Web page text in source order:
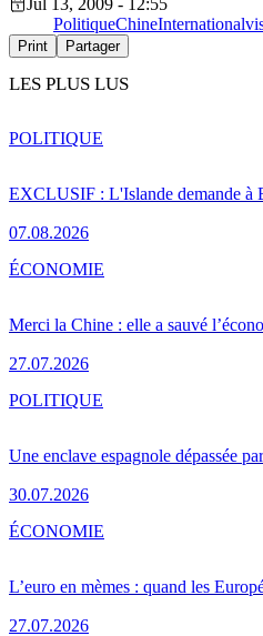
Jul 13, 2009 - 12:55
PolitiqueChineInternational
Print Partager
LES PLUS LUS
EXCLUSIF : L'Islande demande à
07.08.2026
POLITIQUE
Merci la Chine : elle a sauvé
27.07.2026
ÉCONOMIE
Une enclave espagnole dépassée
30.07.2026
POLITIQUE
L’euro en mèmes : quand les
27.07.2026
ÉCONOMIE